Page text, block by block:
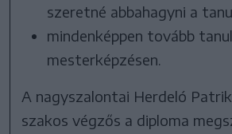
szeretné abbahagyni a
mindenképpen tovább
mesterképzésen.
A nagyszalontai Herdeló
szakos végzős a diploma